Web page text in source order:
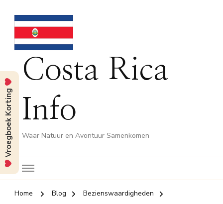
Costa Rica
Info
Waar Natuur en Avontuur Samenkomen
Home Blog
Bezienswaardigheden
Vroegboek Korting